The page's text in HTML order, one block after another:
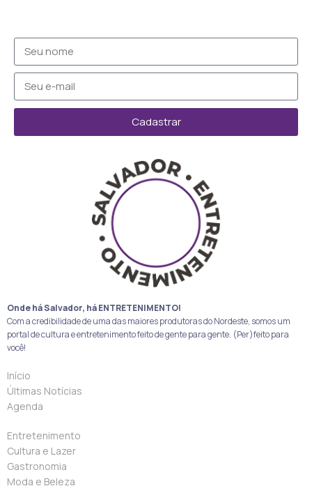
Cadastrar
Onde há Salvador, há ENTRETENIMENTO!
Com a credibilidade de uma das maiores produtoras do Nordeste, somos um
portal de cultura e entretenimento feito de gente para gente. (Per)feito para
você!
Início
Últimas Notícias
Agenda
Entretenimento
Cultura e Lazer
Gastronomia
Moda e Beleza